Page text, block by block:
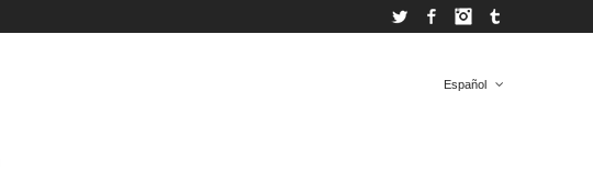
Twitter FacebookInstagram
Español